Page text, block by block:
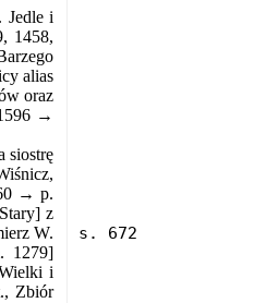
Jedle i
1458,
alias
oraz
→
siostrę
→ p.
z
W.
1279]
i
Zbiór